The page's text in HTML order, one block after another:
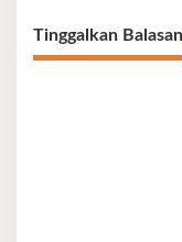
Tinggalkan Balasan